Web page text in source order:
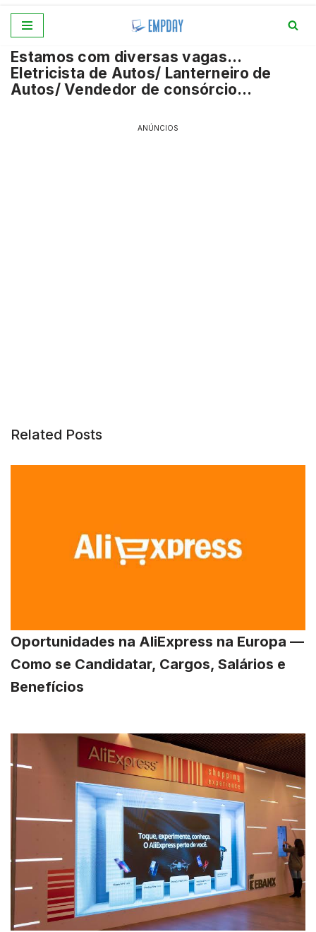
para
o
conteúdo
Estamos com diversas vagas…
Eletricista de Autos/ Lanterneiro de
Autos/ Vendedor de consórcio…
ANÚNCIOS
Related Posts
Oportunidades na AliExpress na Europa —
Como se Candidatar, Cargos, Salários e
Benefícios